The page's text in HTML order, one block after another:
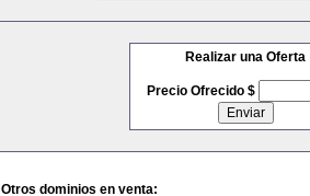
Realizar una Oferta
Precio Ofrecido $
Otros dominios en venta: